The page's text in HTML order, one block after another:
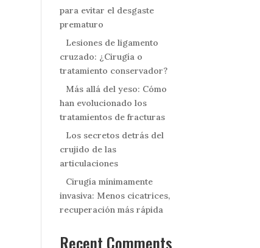
para evitar el desgaste
prematuro
Lesiones de ligamento
cruzado: ¿Cirugía o
tratamiento conservador?
Más allá del yeso: Cómo
han evolucionado los
tratamientos de fracturas
Los secretos detrás del
crujido de las
articulaciones
Cirugía mínimamente
invasiva: Menos cicatrices,
recuperación más rápida
Recent Comments